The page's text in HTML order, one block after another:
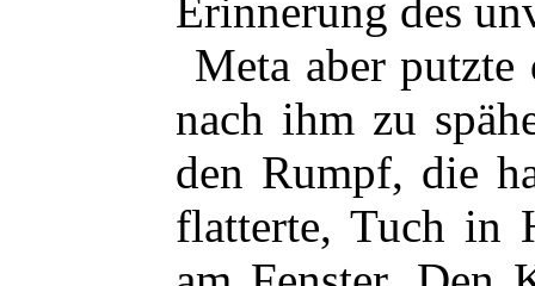
Erinnerung des
Meta aber putzte
nach ihm zu
den Rumpf, die
flatterte, Tuch in